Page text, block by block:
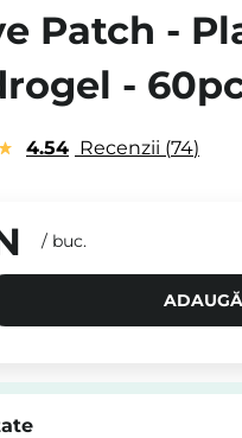
Patch -
-
4.54 Recenzii 74
/ buc.